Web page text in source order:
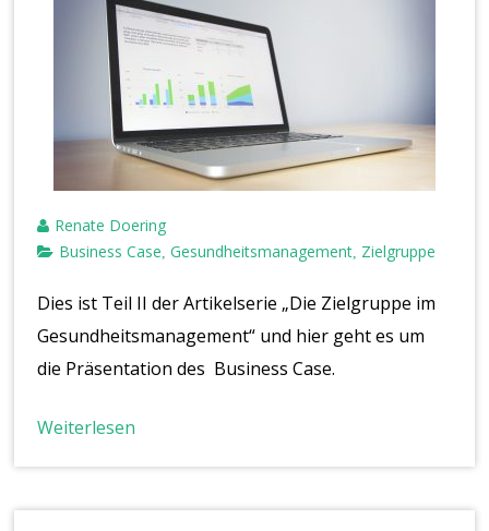
Renate Doering
Business Case
,Gesundheitsmanagement Zielgruppe
Dies ist Teil II der Artikelserie „Die Zielgruppe im
Gesundheitsmanagement“ und hier geht es um
die Präsentation des Business Case.
Weiterlesen